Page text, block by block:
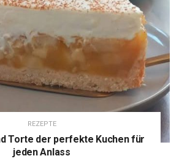
REZEPTE
Torte der perfekte Kuchen für
jeden Anlass